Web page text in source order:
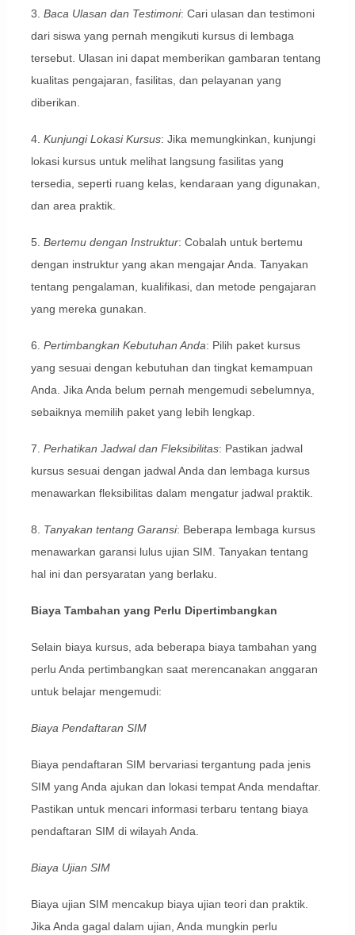
3. Baca Ulasan dan Testimoni: Cari ulasan dan testimoni
dari siswa yang pernah mengikuti kursus di lembaga
tersebut. Ulasan ini dapat memberikan gambaran tentang
kualitas pengajaran, fasilitas, dan pelayanan yang
diberikan.
4. Kunjungi Lokasi Kursus: Jika memungkinkan, kunjungi
lokasi kursus untuk melihat langsung fasilitas yang
tersedia, seperti ruang kelas, kendaraan yang digunakan,
dan area praktik.
5. Bertemu dengan Instruktur: Cobalah untuk bertemu
dengan instruktur yang akan mengajar Anda. Tanyakan
tentang pengalaman, kualifikasi, dan metode pengajaran
yang mereka gunakan.
6. Pertimbangkan Kebutuhan Anda: Pilih paket kursus
yang sesuai dengan kebutuhan dan tingkat kemampuan
Anda. Jika Anda belum pernah mengemudi sebelumnya,
sebaiknya memilih paket yang lebih lengkap.
7. Perhatikan Jadwal dan Fleksibilitas: Pastikan jadwal
kursus sesuai dengan jadwal Anda dan lembaga kursus
menawarkan fleksibilitas dalam mengatur jadwal praktik.
8. Tanyakan tentang Garansi: Beberapa lembaga kursus
menawarkan garansi lulus ujian SIM. Tanyakan tentang
hal ini dan persyaratan yang berlaku.
Biaya Tambahan yang Perlu Dipertimbangkan
Selain biaya kursus, ada beberapa biaya tambahan yang
perlu Anda pertimbangkan saat merencanakan anggaran
untuk belajar mengemudi:
Biaya Pendaftaran SIM
Biaya pendaftaran SIM bervariasi tergantung pada jenis
SIM yang Anda ajukan dan lokasi tempat Anda mendaftar.
Pastikan untuk mencari informasi terbaru tentang biaya
pendaftaran SIM di wilayah Anda.
Biaya Ujian SIM
Biaya ujian SIM mencakup biaya ujian teori dan praktik.
Jika Anda gagal dalam ujian, Anda mungkin perlu
Display Ads